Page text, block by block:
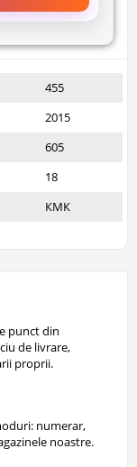
455
2015
605
18
КМК
punct din
de livrare,
proprii.
numerar,
noastre.